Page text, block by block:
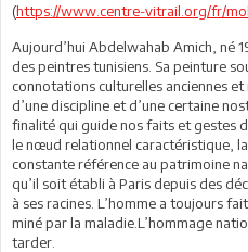
(https://www.centre-vitrail.org/fr/
Aujourd’hui Abdelwahab Amich, né
des peintres tunisiens. Sa peinture
connotations culturelles anciennes
d’une discipline et d’une certaine
finalité qui guide nos faits et gestes
le nœud relationnel caractéristique,
constante référence au patrimoine
qu’il soit établi à Paris depuis des
à ses racines. L’homme a toujours
miné par la maladie.L’hommage
tarder.